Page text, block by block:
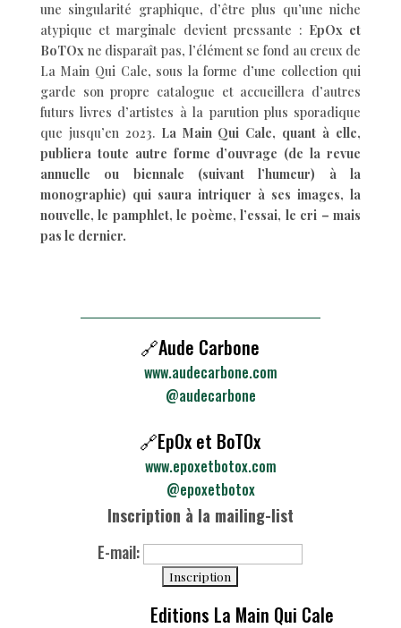
une singularité graphique, d’être plus qu’une niche
atypique et marginale devient pressante : EpOx et
BoTOx ne disparaît pas, l’élément se fond au creux de
La Main Qui Cale, sous la forme d’une collection qui
garde son propre catalogue et accueillera d’autres
futurs livres d’artistes à la parution plus sporadique
que jusqu’en 2023. La Main Qui Cale, quant à elle,
publiera toute autre forme d’ouvrage (de la revue
annuelle ou biennale (suivant l’humeur) à la
monographie) qui saura intriquer à ses images, la
nouvelle, le pamphlet, le poème, l’essai, le cri – mais
pas le dernier.
🔗Aude Carbone
www.audecarbone.com
@audecarbone
🔗EpOx et BoTOx
www.epoxetbotox.com
@epoxetbotox
Inscription à la mailing-list
E-mail:
Editions La Main Qui Cale